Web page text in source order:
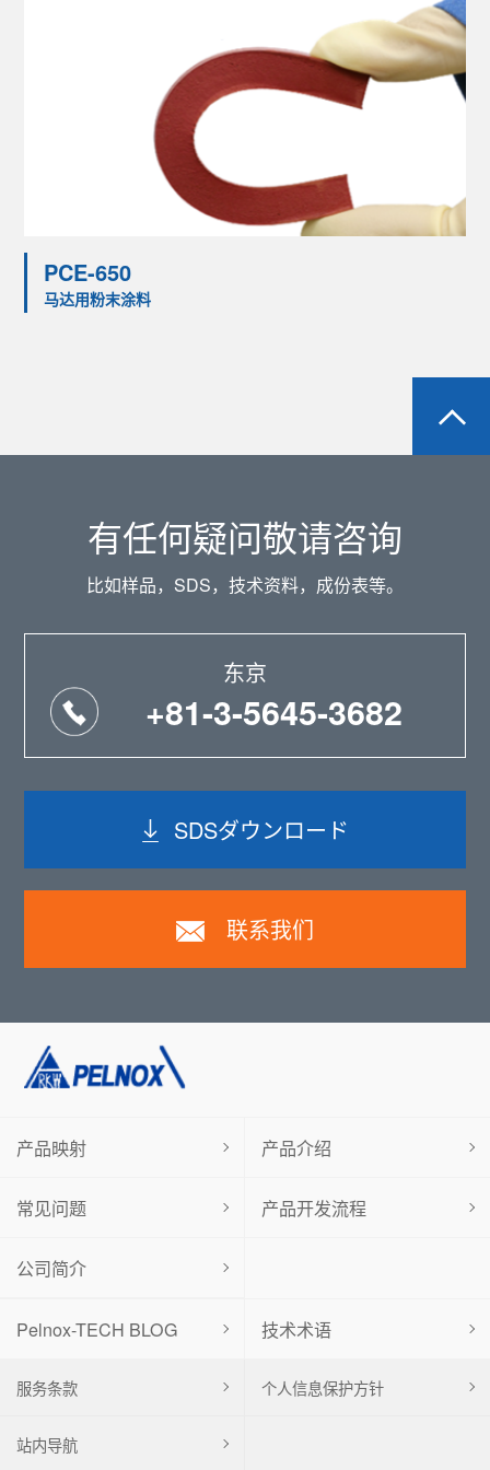
PCE-650
马达用粉末涂料
有任何疑问敬请咨询
比如样品，SDS，技术资料，成份表等。
东京
+81-3-5645-3682
SDSダウンロード
联系我们
Pelnox-TECH BLOG 技术术语
产品映射 产品介绍
常见问题 产品开发流程
公司简介
服务条款 个人信息保护方针
站内导航